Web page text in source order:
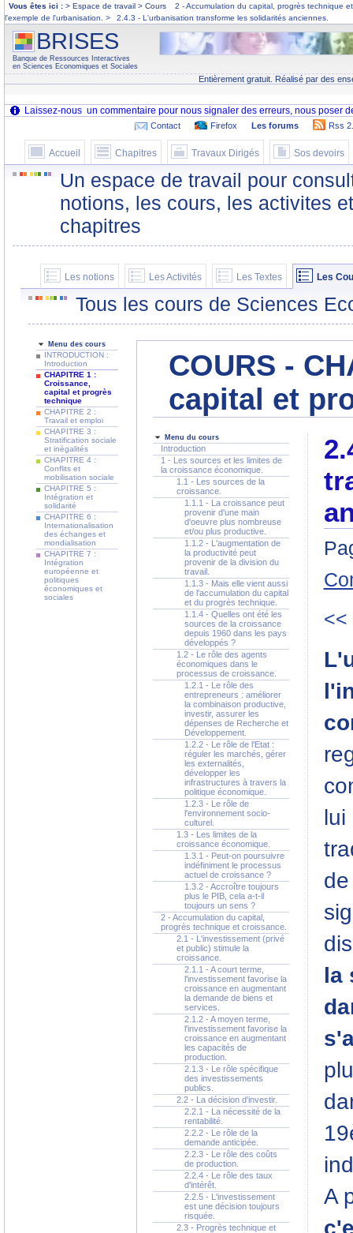
Vous êtes ici : > Espace de travail > Cours
2 - Accumulation du capital, progrès technique
l'exemple de l'urbanisation. > 2.4.3 - L'urbanisation transforme les solidarités anciennes.
BRISES
Banque de Ressources Interactives
en Sciences Economiques et Sociales
Entièrement gratuit. Réalisé par des
Contact Firefox Les forums Rss
Accueil Chapitres Travaux Dirigés Sos devoirs
Un espace de travail pour
notions, les cours, les activites
chapitres
Les notions Les Activités Les Textes Les
Tous les cours de Sciences
Menu des cours
INTRODUCTION :
Introduction
CHAPITRE 1 :
Croissance,
capital et progrès
technique
CHAPITRE 2 :
Travail et emploi
CHAPITRE 3 :
Stratification sociale
et inégalités
CHAPITRE 4 :
Conflits et
mobilisation sociale
CHAPITRE 5 :
Intégration et
solidarité
CHAPITRE 6 :
Internationalisation
des échanges et
mondialisation
CHAPITRE 7 :
Intégration
européenne et
politiques
économiques et
sociales
COURS -
capital et
Menu du cours
Introduction
1 - Les sources et les limites de
la croissance économique.
1.1 - Les sources de la
croissance.
1.1.1 - La croissance peut
provenir d'une main
d'oeuvre plus nombreuse
et/ou plus productive.
1.1.2 - L'augmentation de
la productivité peut
provenir de la division du
travail.
1.1.3 - Mais elle vient aussi
de l'accumulation du capital
et du progrès technique.
1.1.4 - Quelles ont été les
sources de la croissance
depuis 1960 dans les pays
développés ?
1.2 - Le rôle des agents
économiques dans le
processus de croissance.
1.2.1 - Le rôle des
entrepreneurs : améliorer
la combinaison productive,
investir, assurer les
dépenses de Recherche et
Développement.
1.2.2 - Le rôle de l'Etat :
réguler les marchés, gérer
les externalités,
développer les
infrastructures à travers la
politique économique.
1.2.3 - Le rôle de
l'environnement socio-
culturel.
1.3 - Les limites de la
croissance économique.
1.3.1 - Peut-on poursuivre
indéfiniment le processus
actuel de croissance ?
1.3.2 - Accroître toujours
plus le PIB, cela a-t-il
toujours un sens ?
2 - Accumulation du capital,
progrès technique et croissance.
2.1 - L'investissement (privé
et public) stimule la
croissance.
2.1.1 - A court terme,
l'investissement favorise la
croissance en augmentant
la demande de biens et
services.
2.1.2 - A moyen terme,
l'investissement favorise la
croissance en augmentant
les capacités de
production.
2.1.3 - Le rôle spécifique
des investissements
publics.
2.2 - La décision d'investir.
2.2.1 - La nécessité de la
rentabilité.
2.2.2 - Le rôle de la
demande anticipée.
2.2.3 - Le rôle des coûts
de production.
2.2.4 - Le rôle des taux
d'intérêt.
2.2.5 - L'investissement
est une décision toujours
risquée.
2.3 - Progrès technique et
<<
lui
la
A